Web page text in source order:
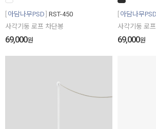
아담나무PSD RST-450
사각기둥 로프 차단봉
69,000원
아담나무PSD
사각기둥 로
69,000원